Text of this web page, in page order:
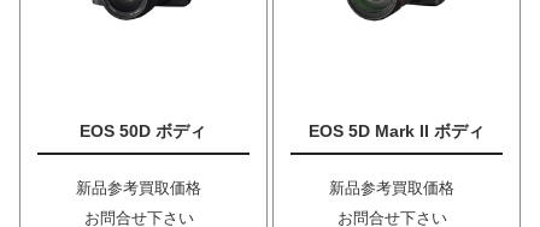
EOS 50D ボディ
新品参考買取価格
お問合せ下さい
EOS 5D Mark II ボディ
新品参考買取価格
お問合せ下さい